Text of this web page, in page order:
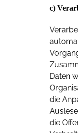
c)
Daten
die
die